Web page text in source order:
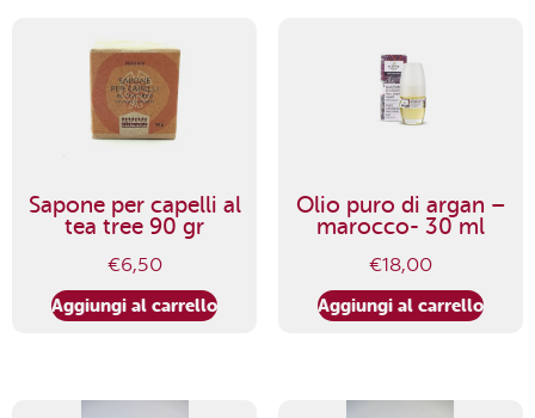
Sapone per capelli al
tea tree 90 gr
€6,50
Aggiungi al carrello
Olio puro di argan –
marocco- 30 ml
€18,00
Aggiungi al carrello